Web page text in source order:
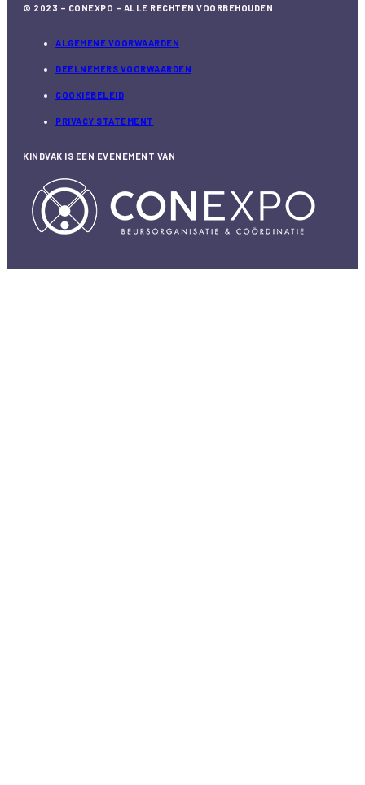
© 2023 – CONEXPO – ALLE RECHTEN VOORBEHOUDEN
ALGEMENE VOORWAARDEN
DEELNEMERS VOORWAARDEN
COOKIEBELEID
PRIVACY STATEMENT
KINDVAK IS EEN EVENEMENT VAN